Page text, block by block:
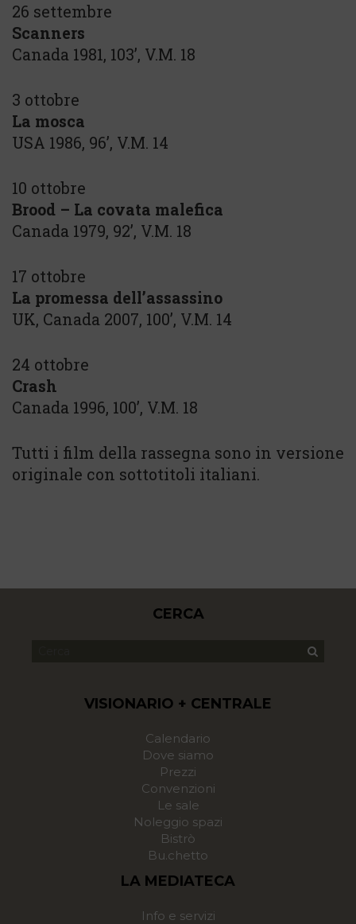
26 settembre
Scanners
Canada 1981, 103’, V.M. 18
3 ottobre
La mosca
USA 1986, 96’, V.M. 14
10 ottobre
Brood – La covata malefica
Canada 1979, 92’, V.M. 18
17 ottobre
La promessa dell’assassino
UK, Canada 2007, 100’, V.M. 14
24 ottobre
Crash
Canada 1996, 100’, V.M. 18
Tutti i film della rassegna sono in versione
originale con sottotitoli italiani.
CERCA
VISIONARIO + CENTRALE
Calendario
Dove siamo
Prezzi
Convenzioni
Le sale
Noleggio spazi
Bistrò
Bu.chetto
LA MEDIATECA
Info e servizi